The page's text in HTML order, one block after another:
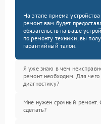
На этапе приема
ремонт вам будет
обязательств на ваше
по ремонту техники, вы
гарантийный талон.
Я уже знаю в чем
ремонт необходим. Для чего
диагностику?
Мне нужен срочный ремонт.
сделать?